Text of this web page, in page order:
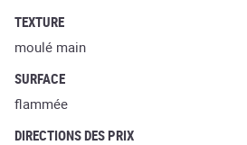
TEXTURE
moulé main
SURFACE
flammée
DIRECTIONS DES PRIX